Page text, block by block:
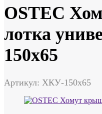
OSTEC
лотка
150х65
Артикул: ХКУ-150х65